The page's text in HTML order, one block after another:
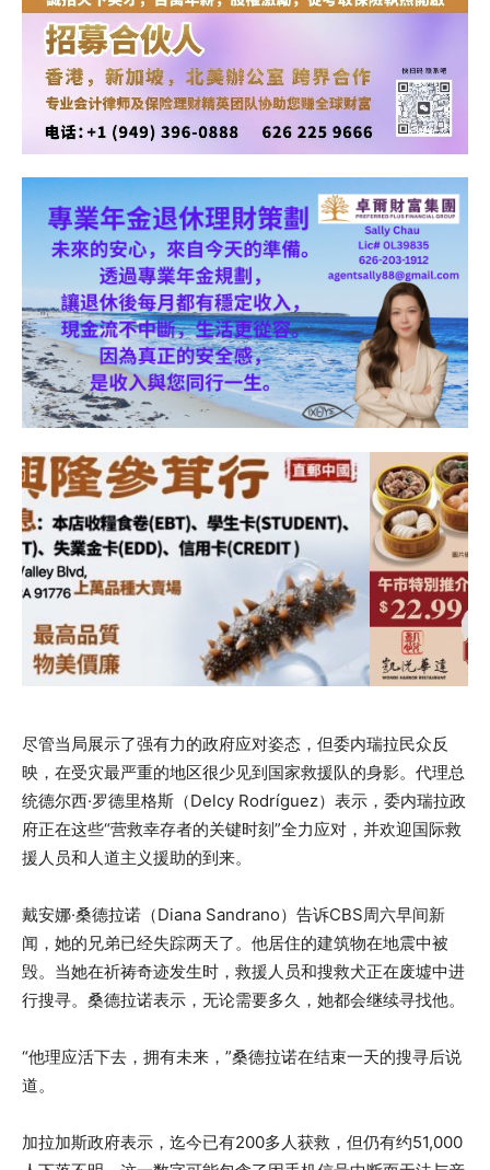
尽管当局展示了强有力的政府应对姿态，但委内瑞拉民众反
映，在受灾最严重的地区很少见到国家救援队的身影。代理总
统德尔西·罗德里格斯（Delcy Rodríguez）表示，委内瑞拉政
府正在这些“营救幸存者的关键时刻”全力应对，并欢迎国际救
援人员和人道主义援助的到来。
戴安娜·桑德拉诺（Diana Sandrano）告诉CBS周六早间新
闻，她的兄弟已经失踪两天了。他居住的建筑物在地震中被
毁。当她在祈祷奇迹发生时，救援人员和搜救犬正在废墟中进
行搜寻。桑德拉诺表示，无论需要多久，她都会继续寻找他。
“他理应活下去，拥有未来，”桑德拉诺在结束一天的搜寻后说
道。
加拉加斯政府表示，迄今已有200多人获救，但仍有约51,000